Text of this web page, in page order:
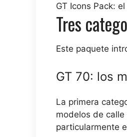
GT Icons Pack:
Tres
Este paquete
GT 70: los
La primera
modelos de
particularmente